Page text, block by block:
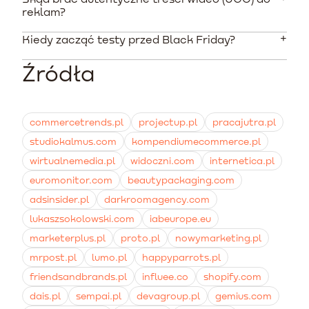
około 2500 PLN, aby algorytmy mogły się w pełni
Tak, Shopify posiada dedykowaną, oficjalną aplikację,
kliknięć. Umożliwia również automatyczną
rzeczywistym.
reklam?
Materiały możesz nagrywać wewnętrznie za pomocą
telefonu komórkowego, angażować mikro-
influencerów z branży kosmetycznej lub
Kiedy zacząć testy przed Black Friday?
Najlepiej rozpocząć działania na 4-6 tygodni przed
remarketingowe przed okresem, w którym stawki
rosną najszybciej.
Źródła
commercetrends.pl projectup.pl
pracajutra.pl
studiokalmus.com
kompendiumecommerce.pl
wirtualnemedia.pl
widoczni.com
internetica.pl
euromonitor.com
beautypackaging.com
adsinsider.pl
darkroomagency.com
lukaszsokolowski.com
iabeurope.eu
marketerplus.pl
proto.pl
nowymarketing.pl
mrpost.pl
lumo.pl
happyparrots.pl
friendsandbrands.pl
influee.co
shopify.com
dais.pl
sempai.pl devagroup.pl
gemius.com